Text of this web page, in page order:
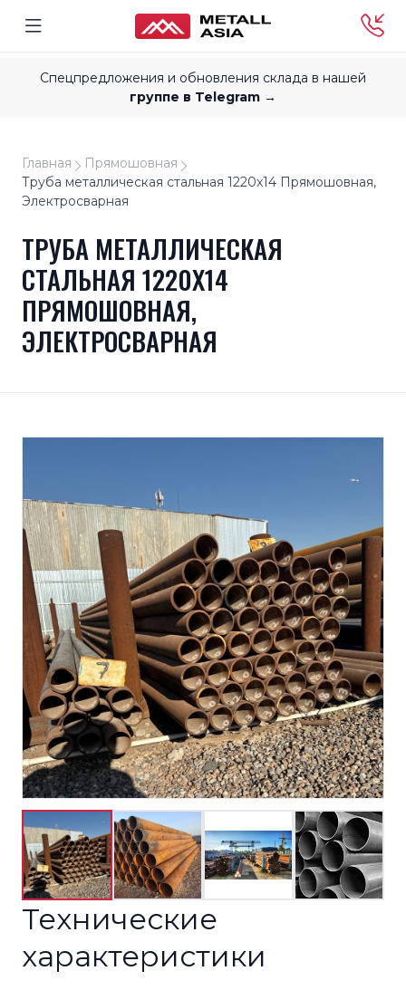
Спецпредложения и обновления склада в нашей
группе в Telegram →
Главная
Прямошовная
Труба металлическая стальная 1220x14 Прямошовная,
Электросварная
ТРУБА МЕТАЛЛИЧЕСКАЯ
СТАЛЬНАЯ 1220X14
ПРЯМОШОВНАЯ,
ЭЛЕКТРОСВАРНАЯ
Технические
характеристики